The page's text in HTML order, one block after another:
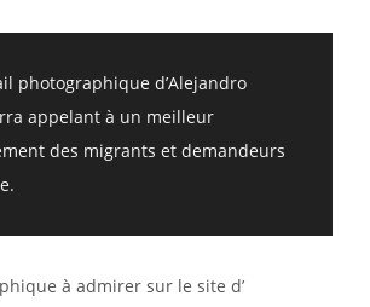
photographique d’Alejandro
appelant à un meilleur
des migrants et demandeurs
à admirer sur le site d’